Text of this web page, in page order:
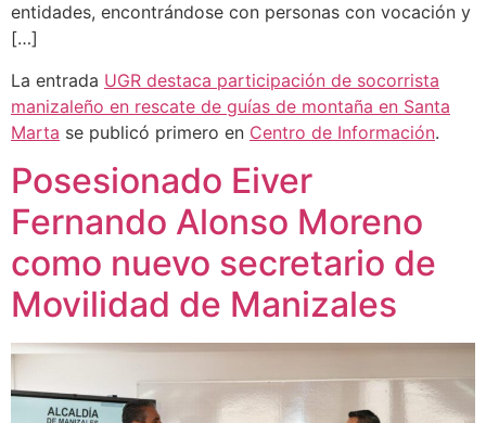
entidades, encontrándose con personas con vocación y
[…]
La entrada UGR destaca participación de socorrista
manizaleño en rescate de guías de montaña en Santa
Marta se publicó primero en Centro de Información.
Posesionado Eiver
Fernando Alonso Moreno
como nuevo secretario de
Movilidad de Manizales